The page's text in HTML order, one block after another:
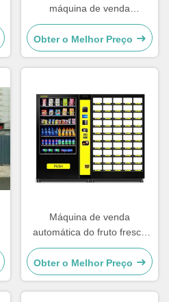
máquina de venda
automática do petisco da
bebida com 6 gavetas 7
canais
Obter o Melhor Preço
Máquina de venda
automática do fruto fresco
do OEM combinado com
rede do cacifo 4G
Obter o Melhor Preço